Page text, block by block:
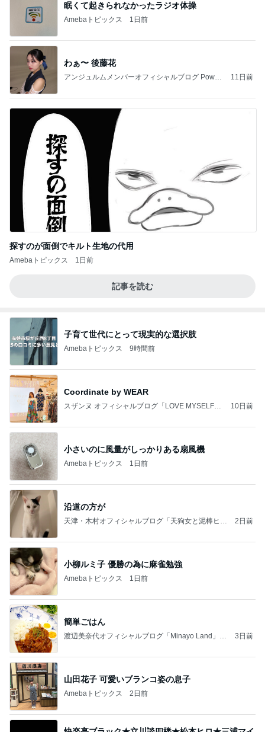
眠くて起きられなかったラジオ体操
Amebaトピックス 1日前
わぁ〜 後藤花
アンジュルムメンバーオフィシャルブログ Power
11日前
探すのが面倒でキルト生地の代用
Amebaトピックス 1日前
記事を読む
子育て世代にとって現実的な選択肢
Amebaトピックス 9時間前
Coordinate by WEAR
スザンヌ オフィシャルブログ「LOVE MYSELF」
10日前
小さいのに風量がしっかりある扇風機
Amebaトピックス 1日前
沿道の方が
天津・木村オフィシャルブログ「天狗女と泥棒ヒゲ
2日前
小柳ルミ子 優勝の為に麻雀勉強
Amebaトピックス 1日前
簡単ごはん
渡辺美奈代オフィシャルブログ「Minayo Land」P
3日前
山田花子 可愛いブランコ姿の息子
Amebaトピックス 2日前